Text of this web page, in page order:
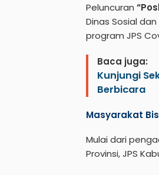
Peluncuran
Dinas Sosial
program JPS
Baca juga:
Kunjungi
Berbicara
Masyarakat
Mulai dari
Provinsi, JPS